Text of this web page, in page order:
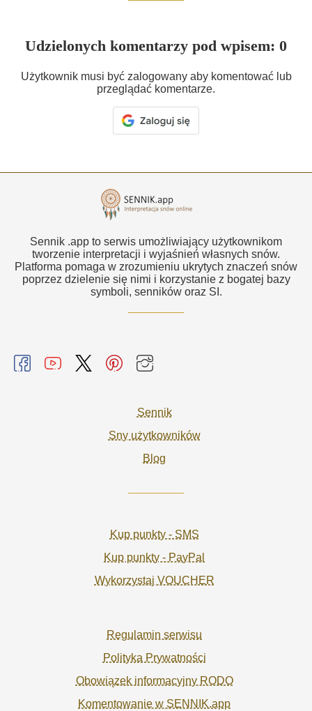
Udzielonych komentarzy pod wpisem: 0
Użytkownik musi być zalogowany aby komentować lub
przeglądać komentarze.
Sennik .app to serwis umożliwiający użytkownikom
tworzenie interpretacji i wyjaśnień własnych snów.
Platforma pomaga w zrozumieniu ukrytych znaczeń snów
poprzez dzielenie się nimi i korzystanie z bogatej bazy
symboli, senników oraz SI.
Sennik
Sny użytkowników
Blog
Kup punkty - SMS
Kup punkty - PayPal
Wykorzystaj VOUCHER
Regulamin serwisu
Polityka Prywatności
Obowiązek informacyjny RODO
Komentowanie w SENNIK.app